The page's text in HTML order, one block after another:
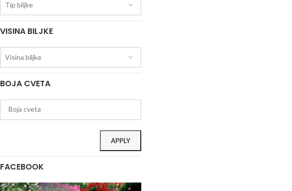
Tip biljke
VISINA BILJKE
Visina biljke
BOJA CVETA
APPLY
FACEBOOK